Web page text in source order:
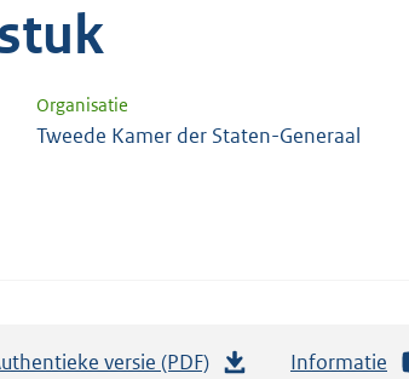
Organisatie
Tweede Kamer der Staten-Generaal
versie (PDF) Informatie